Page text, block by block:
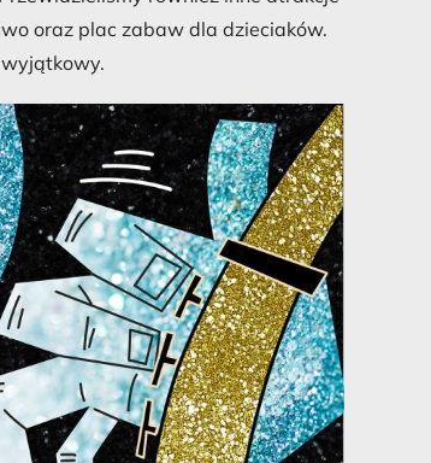
oraz plac zabaw dla dzieciaków.